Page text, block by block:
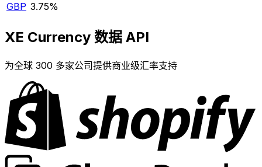
GBP 3.75%
XE Currency 数据 API
为全球 300 多家公司提供商业级汇率支持